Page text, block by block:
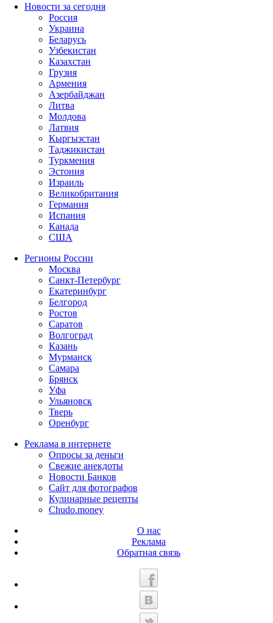
Новости за сегодня
Россия
Украина
Беларусь
Узбекистан
Казахстан
Грузия
Армения
Азербайджан
Литва
Молдова
Латвия
Кыргызстан
Таджикистан
Туркмения
Эстония
Израиль
Великобритания
Германия
Испания
Канада
США
Регионы России
Москва
Санкт-Петербург
Екатеринбург
Белгород
Ростов
Саратов
Волгоград
Казань
Мурманск
Самара
Брянск
Уфа
Ульяновск
Тверь
Оренбург
Реклама в интернете
Опросы за деньги
Свежие анекдоты
Новости Банков
Сайт для фотографов
Кулинарные рецепты
Chudo.money
О нас
Реклама
Обратная связь